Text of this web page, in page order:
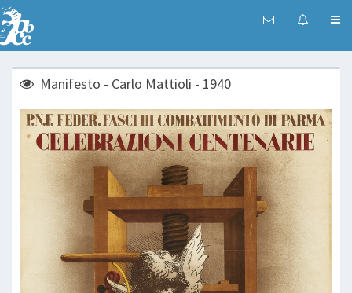
Manifesto - Carlo Mattioli - 1940